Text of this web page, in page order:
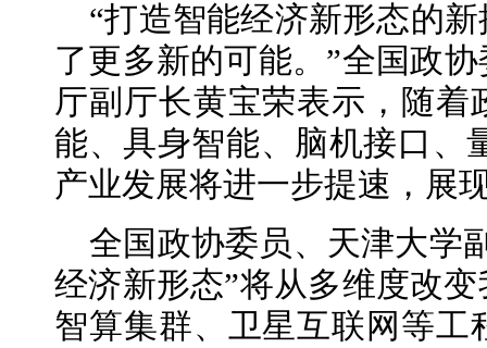
“打造智能经济新形态的
了更多新的可能。”全国政
厅副厅长黄宝荣表示，随
能、具身智能、脑机接口、
产业发展将进一步提速，展
全国政协委员、天津大学
经济新形态”将从多维度改
智算集群、卫星互联网等